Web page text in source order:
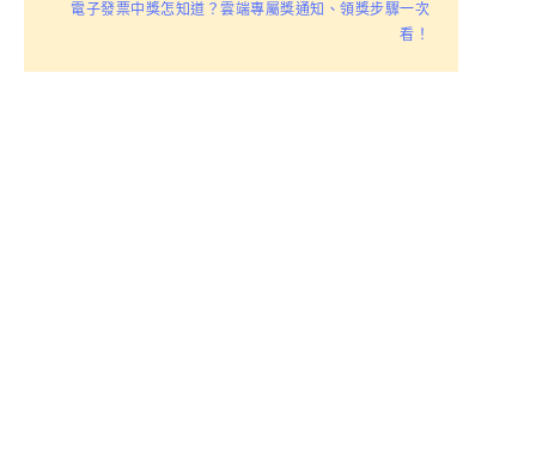
電子發票中獎怎知道？雲端專屬獎通知、領獎步驟一次
看！